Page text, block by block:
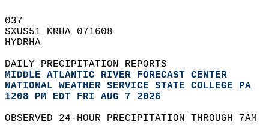
037
SXUS51 KRHA 071608
HYDRHA
DAILY PRECIPITATION REPORTS
MIDDLE ATLANTIC RIVER FORECAST CENTER
NATIONAL WEATHER SERVICE STATE COLLEGE PA
1208 PM EDT FRI AUG 7 2026
OBSERVED 24-HOUR PRECIPITATION THROUGH